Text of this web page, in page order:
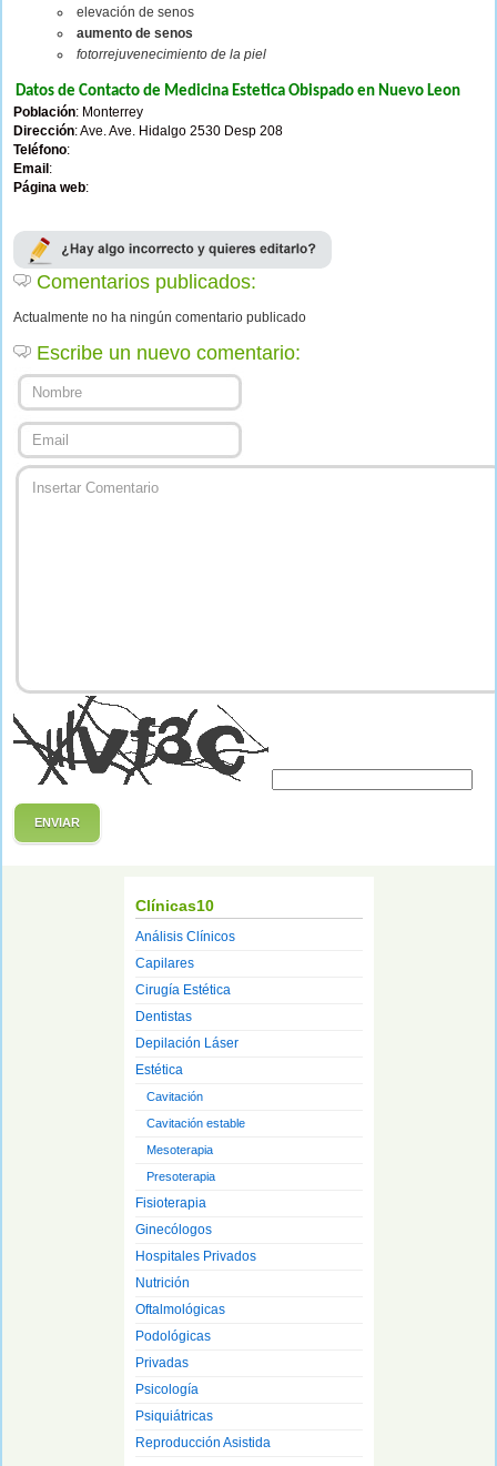
elevación de senos
aumento de senos
fotorrejuvenecimiento de la piel
Datos de Contacto de Medicina Estetica Obispado en Nuevo Leon
Población: Monterrey
Dirección: Ave. Ave. Hidalgo 2530 Desp 208
Teléfono:
Email :
Página web:
Comentarios publicados:
Actualmente no ha ningún comentario publicado
Escribe un nuevo comentario:
ENVIAR
Clínicas10
Análisis Clínicos
Capilares
Cirugía Estética
Dentistas
Depilación Láser
Estética
Cavitación
Cavitación estable
Mesoterapia
Presoterapia
Fisioterapia
Ginecólogos
Hospitales Privados
Nutrición
Oftalmológicas
Podológicas
Privadas
Psicología
Psiquiátricas
Reproducción Asistida